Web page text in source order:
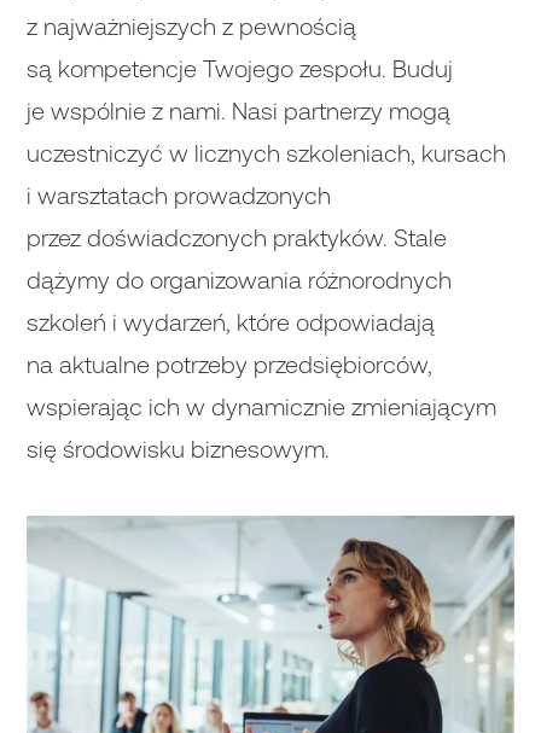
z najważniejszych z pewnością
są kompetencje Twojego zespołu. Buduj
je wspólnie z nami. Nasi partnerzy mogą
uczestniczyć w licznych szkoleniach, kursach
i warsztatach prowadzonych
przez doświadczonych praktyków. Stale
dążymy do organizowania różnorodnych
szkoleń i wydarzeń, które odpowiadają
na aktualne potrzeby przedsiębiorców,
wspierając ich w dynamicznie zmieniającym
się środowisku biznesowym.